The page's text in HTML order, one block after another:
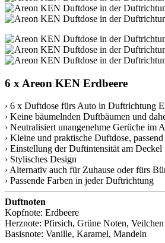
6 x Areon KEN Erdbeere
› 6 x Duftdose fürs Auto in Duftrichtung
› Keine bäumelnden Duftbäumen und
› Neutralisiert unangenehme Gerüche im
› Kleine und praktische Duftdose,
› Einstellung der Duftintensität am Deckel
› Stylisches Design
› Alternativ auch für Zuhause oder fürs
› Passende Farben in jeder Duftrichtung
Duftnoten
Kopfnote: Erdbeere
Herznote: Pfirsich, Grüne Noten, Veilchen
Basisnote: Vanille, Karamel, Mandeln